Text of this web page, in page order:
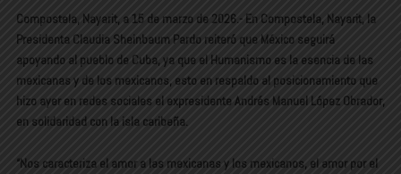
Compostela, Nayarit, a 15 de marzo de 2026.- En Compostela, Nayarit, la
Presidenta Claudia Sheinbaum Pardo reiteró que México seguirá
apoyando al pueblo de Cuba, ya que el Humanismo es la esencia de las
mexicanas y de los mexicanos, esto en respaldo al posicionamiento que
hizo ayer en redes sociales el expresidente Andrés Manuel López Obrador,
en solidaridad con la isla caribeña.
“Nos caracteriza el amor a las mexicanas y los mexicanos, el amor por el